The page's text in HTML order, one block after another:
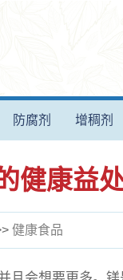
防腐剂 增稠剂
健康益
健康食品